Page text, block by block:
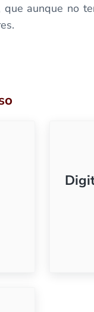
aunque no
Mantenimiento